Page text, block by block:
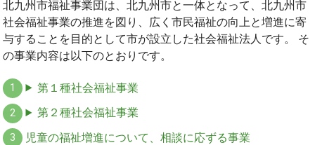
北九州市福祉事業団は、北九州市と一体となって、北九州市
社会福祉事業の推進を図り、広く市民福祉の向上と増進に寄
与することを目的として市が設立した社会福祉法人です。 そ
の事業内容は以下のとおりです。
第１種社会福祉事業
第２種社会福祉事業
児童の福祉増進について、相談に応ずる事業